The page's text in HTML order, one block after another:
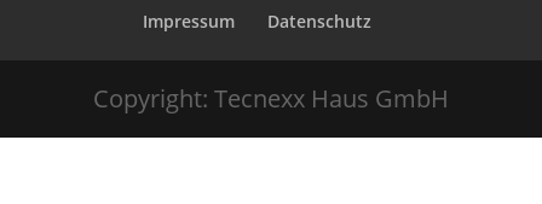
Impressum Datenschutz
Copyright: Tecnexx Haus GmbH